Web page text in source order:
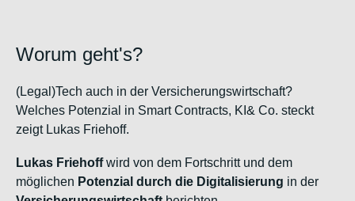
Worum geht's?
(Legal)Tech auch in der Versicherungswirtschaft?
Welches Potenzial in Smart Contracts, KI& Co. steckt
zeigt Lukas Friehoff.
Lukas Friehoffwird von dem Fortschritt und dem
möglichen Potenzial durch die Digitalisierung in der